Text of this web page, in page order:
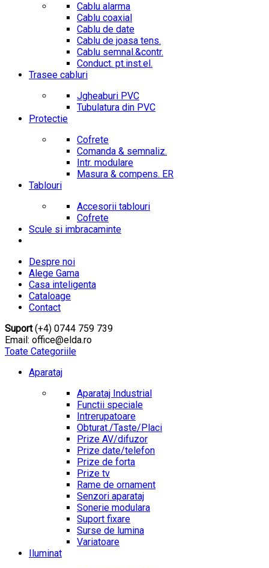
Cablu alarma
Cablu coaxial
Cablu de date
Cablu de joasa tens.
Cablu semnal.&contr.
Conduct. pt.inst.el.
Trasee cabluri
Jgheaburi PVC
Tubulatura din PVC
Protectie
Cofrete
Comanda & semnaliz.
Intr. modulare
Masura & compens. ER
Tablouri
Accesorii tablouri
Cofrete
Scule si imbracaminte
Despre noi
Alege Gama
Casa inteligenta
Cataloage
Contact
Suport(+4) 0744 759 739
Email: office@elda.ro
Toate Categoriile
Aparataj
Aparataj Industrial
Functii speciale
Intrerupatoare
Obturat./Taste/Placi
Prize AV/difuzor
Prize date/telefon
Prize de forta
Prize tv
Rame de ornament
Senzori aparataj
Sonerie modulara
Suport fixare
Surse de lumina
Variatoare
Iluminat